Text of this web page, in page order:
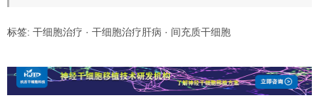
标签: 干细胞治疗 · 干细胞治疗肝病 · 间充质干细胞